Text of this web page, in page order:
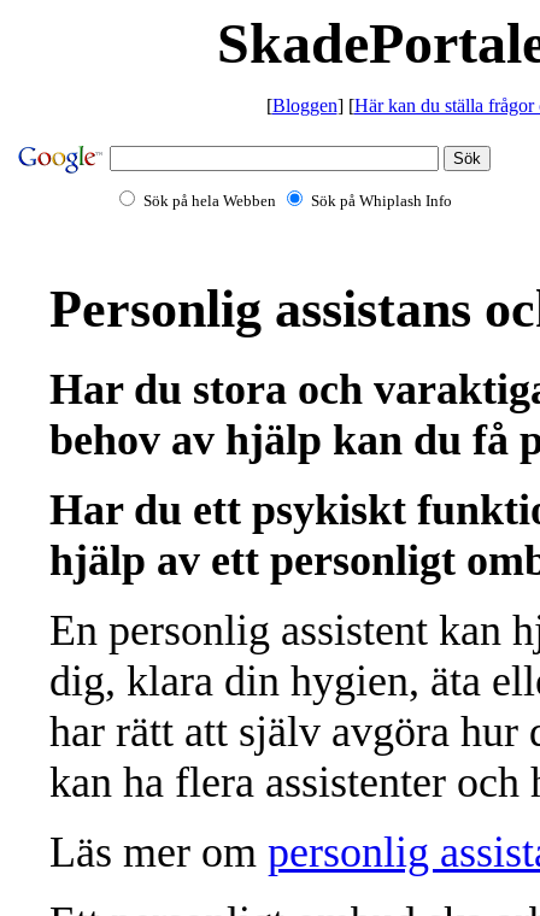
[Bloggen] [Här kan du ställa frågor
Sök på hela Webben Sök på Whiplash Info
Personlig assistans
Har du stora och
behov av hjälp kan du få
Har du ett psykiskt
hjälp av ett personligt
En personlig assistent kan
dig, klara din hygien, äta
har rätt att själv avgöra hur
kan ha flera assistenter
Läs mer om personlig